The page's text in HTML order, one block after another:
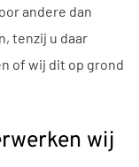
andere dan
tenzij u daar
of wij dit op grond
wij